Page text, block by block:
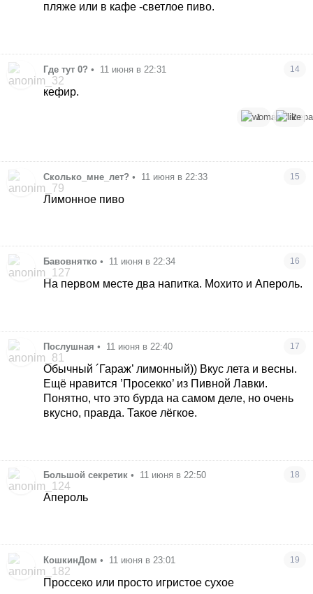
пляже или в кафе -светлое пиво.
Где тут 0? • 11 июня в 22:31 14
кефир.
1 2
Сколько_мне_лет? • 11 июня в 22:33 15
Лимонное пиво
Бавовнятко • 11 июня в 22:34 16
На первом месте два напитка. Мохито и Апероль.
Послушная • 11 июня в 22:40 17
Обычный ´Гараж’ лимонный)) Вкус лета и весны.
Ещё нравится ’Просекко’ из Пивной Лавки.
Понятно, что это бурда на самом деле, но очень
вкусно, правда. Такое лёгкое.
Большой секретик • 11 июня в 22:50 18
Апероль
КошкинДом • 11 июня в 23:01 19
Проссеко или просто игристое сухое